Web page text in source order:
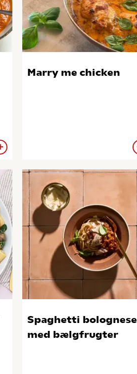
Marry me chicken
Spaghetti bolognese
med bælgfrugter